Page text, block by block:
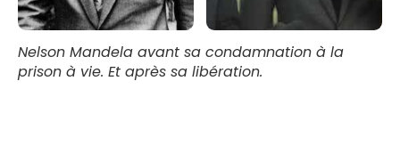
Nelson Mandela avant sa condamnation à la
prison à vie. Et après sa libération.